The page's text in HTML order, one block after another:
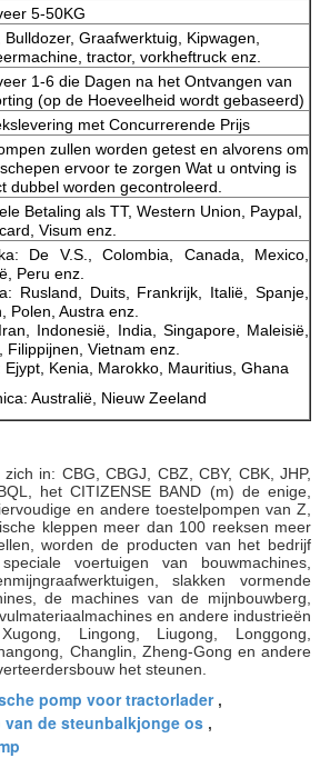
5-50KG
Bulldozer, Graafwerktuig, Kipwagen,
tractor, vorkheftruck enz.
1-6 die Dagen na het Ontvangen van
(op de Hoeveelheid wordt gebaseerd)
met Concurrerende Prijs
zullen worden getest en alvorens om
ervoor te zorgen Wat u ontving is
dubbel worden gecontroleerd.
Betaling als TT, Western Union, Paypal,
Visum enz.
De V.S., Colombia, Canada, Mexico,
Peru enz.
Rusland, Duits, Frankrijk, Italië, Spanje,
Polen, Austra enz.
Indonesië, India, Singapore, Maleisië,
Filippijnen, Vietnam enz.
Ejypt, Kenia, Marokko, Mauritius, Ghana
Australië, Nieuw Zeeland
in: CBG, CBGJ, CBZ, CBY, CBK, JHP,
het CITIZENSE BAND (m) de enige,
en andere toestelpompen van Z,
kleppen meer dan 100 reeksen meer
worden de producten van het bedrijf
voertuigen van bouwmachines,
slakken vormende
de machines van de mijnbouwberg,
en andere industrieën
Lingong, Liugong, Longgong,
Changlin, Zheng-Gong en andere
het steunen.
pomp voor tractorlader,
de steunbalkjonge os ,